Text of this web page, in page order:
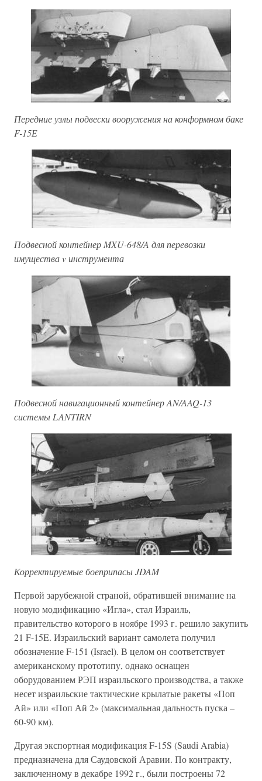
Передние узлы подвески вооружения на конформном баке
F-15Е
Подвесной контейнер MXU-648/A для перевозки
имущества v инструмента
Подвесной навигационный контейнер AN/AAQ-13
системы LANTIRN
Корректируемые боеприпасы JDAM
Первой зарубежной страной, обратившей внимание на
новую модификацию «Игла», стал Израиль,
правительство которого в ноябре 1993 г. решило закупить
21 F-15E. Израильский вариант самолета получил
обозначение F-151 (Israel). В целом он соответствует
американскому прототипу, однако оснащен
оборудованием РЭП израильского производства, а также
несет израильские тактические крылатые ракеты «Поп
Ай» или «Поп Ай 2» (максимальная дальность пуска –
60-90 км).
Другая экспортная модификация F-15S (Saudi Arabia)
предназначена для Саудовской Аравии. По контракту,
заключенному в декабре 1992 г., были построены 72